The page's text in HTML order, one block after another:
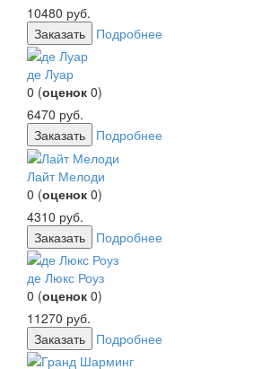
10480 руб.
Заказать
Подробнее
де Луар
0 (оценок 0)
6470 руб.
Заказать
Подробнее
Лайт Мелоди
0 (оценок 0)
4310 руб.
Заказать
Подробнее
де Люкс Роуз
0 (оценок 0)
11270 руб.
Заказать
Подробнее